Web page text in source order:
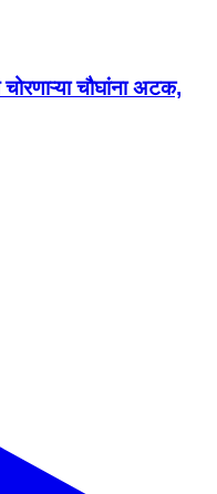
चौघांना अटक,